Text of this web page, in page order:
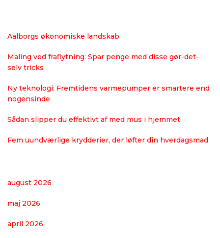
Aalborgs økonomiske landskab
Maling ved fraflytning: Spar penge med disse gør-det-
selv tricks
Ny teknologi: Fremtidens varmepumper er smartere end
nogensinde
Sådan slipper du effektivt af med mus i hjemmet
Fem uundværlige krydderier, der løfter din hverdagsmad
august 2026
maj 2026
april 2026